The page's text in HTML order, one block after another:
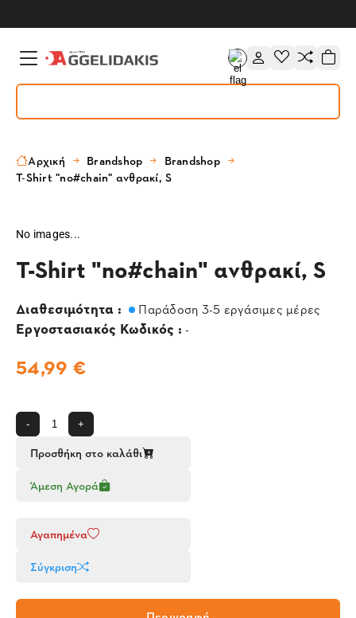
Αρχική Brandshop
Brandshop
T-Shirt "no#chain" ανθρακί, S
No images...
T-Shirt "no#chain" ανθρακί, S
Διαθεσιμότητα : Παράδοση 3-5 εργάσιμες μέρες
Εργοστασιακός Κωδικός : -
54,99 €
- +
Προσθήκη στο καλάθι
Άμεση Αγορά
Αγαπημένα
Σύγκριση